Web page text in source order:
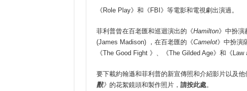
《Role Play》和《FBI》等電影和電視劇出演過。
菲利普曾在百老匯和巡迴演出的《Hamilton》中扮演
(James Madison) ，在百老匯的《Camelot》中扮演
《The Good Fight 》、《The Gilded Age》和《Law
要下載約翰遜和菲利普的新宣傳照和介紹影片以及他
獸》 的花絮鏡頭和製作照片， 請按此處。